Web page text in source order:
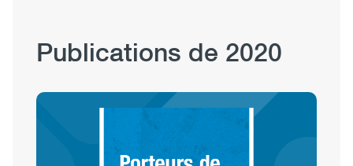
Publication
Hub
Publications de 2020